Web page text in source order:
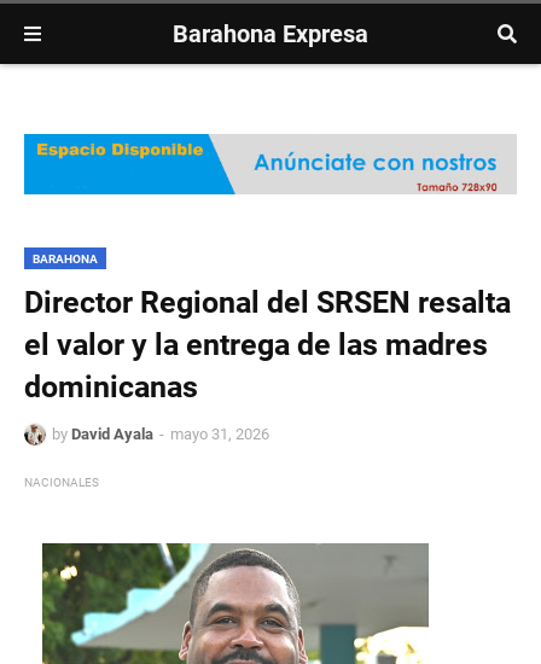
Barahona Expresa
BARAHONA
Director Regional del SRSEN resalta
el valor y la entrega de las madres
dominicanas
by David Ayala mayo 31, 2026
NACIONALES